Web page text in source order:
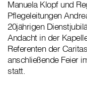
Manuela Klopf und
Pflegeleitungen
20jährigen
Andacht in der
Referenten der
anschließende Feier
statt.